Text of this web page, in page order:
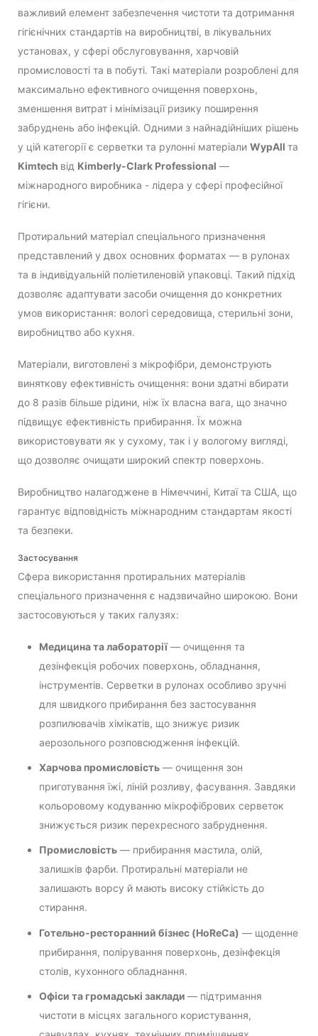
важливий елемент забезпечення чистоти та дотримання
гігієнічних стандартів на виробництві, в лікувальних
установах, у сфері обслуговування, харчовій
промисловості та в побуті. Такі матеріали розроблені для
максимально ефективного очищення поверхонь,
зменшення витрат і мінімізації ризику поширення
забруднень або інфекцій. Одними з найнадійніших рішень
у цій категорії є серветки та рулонні матеріали WypAll та
Kimtech від Kimberly-Clark Professional —
міжнародного виробника - лідера у сфері професійної
гігієни.
Протиральний матеріал спеціального призначення
представлений у двох основних форматах — в рулонах
та в індивідуальній поліетиленовій упаковці. Такий підхід
дозволяє адаптувати засоби очищення до конкретних
умов використання: вологі середовища, стерильні зони,
виробництво або кухня.
Матеріали, виготовлені з мікрофібри, демонструють
виняткову ефективність очищення: вони здатні вбирати
до 8 разів більше рідини, ніж їх власна вага, що значно
підвищує ефективність прибирання. Їх можна
використовувати як у сухому, так і у вологому вигляді,
що дозволяє очищати широкий спектр поверхонь.
Виробництво налагоджене в Німеччині, Китаї та США, що
гарантує відповідність міжнародним стандартам якості
та безпеки.
Застосування
Сфера використання протиральних матеріалів
спеціального призначення є надзвичайно широкою. Вони
застосовуються у таких галузях:
Медицина та лабораторії— очищення та
дезінфекція робочих поверхонь, обладнання,
інструментів. Серветки в рулонах особливо зручні
для швидкого прибирання без застосування
розпилювачів хімікатів, що знижує ризик
аерозольного розповсюдження інфекцій.
Харчова промисловість — очищення зон
приготування їжі, ліній розливу, фасування. Завдяки
кольоровому кодуванню мікрофібрових серветок
знижується ризик перехресного забруднення.
Промисловість — прибирання мастила, олій,
залишків фарби. Протиральні матеріали не
залишають ворсу й мають високу стійкість до
стирання.
Готельно-ресторанний бізнес (HoReCa) — щоденне
прибирання, полірування поверхонь, дезінфекція
столів, кухонного обладнання.
Офіси та громадські заклади — підтримання
чистоти в місцях загального користування,